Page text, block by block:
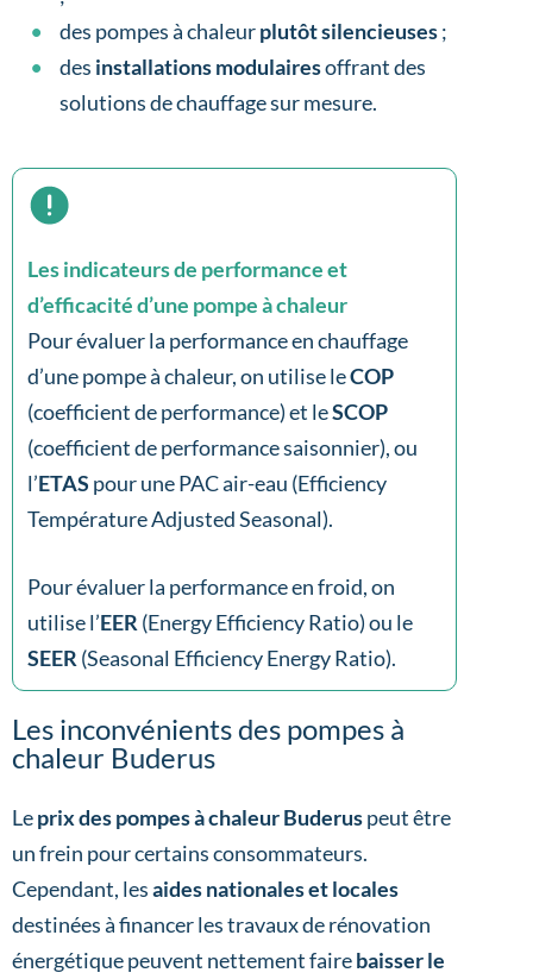
des pompes à chaleurplutôt silencieuses;
des installations modulairesoffrant des
solutions de chauffage sur mesure.
Les indicateurs de performance et
d’efficacité d’une pompe à chaleur
Pour évaluer la performance en chauffage
d’une pompe à chaleur, on utilise leCOP
(coefficient de performance) et leSCOP
(coefficient de performance saisonnier), ou
l’ETAS pour une PAC air-eau (Efficiency
Température Adjusted Seasonal).
Pour évaluer la performance en froid, on
utilise l’EER (Energy Efficiency Ratio) ou le
SEER (Seasonal Efficiency Energy Ratio).
Les inconvénients des pompes à
chaleur Buderus
Leprix des pompes à chaleur Buderuspeut être
un frein pour certains consommateurs.
Cependant, lesaides nationales et locales
destinées à financer les travaux de rénovation
énergétique peuvent nettement fairebaisser le